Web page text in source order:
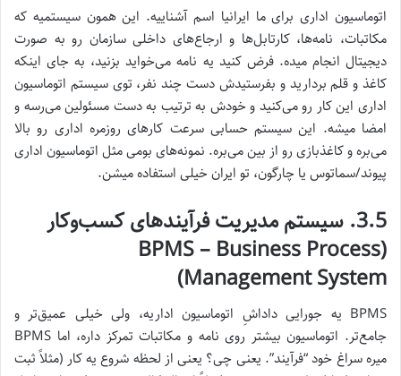
اتوماسیون اداری برای ما ایرانیا اسم آشناییه. این همون سیستمیه که
مکاتبات، نامه‌ها، کارتابل‌ها و ارجاع‌های داخلی سازمان رو به صورت
دیجیتال انجام میده. فرض کنید یه نامه می‌خواید بزنید، به جای اینکه
کاغذ و قلم بردارید و بفرستیدش دست چند نفر، توی سیستم اتوماسیون
اداری این کار رو می‌کنید و خودش به ترتیب به دست مسئولین می‌رسه و
امضا میشه. این سیستم حسابی سرعت کارهای روزمره اداری رو بالا
می‌بره و کاغذبازی رو از بین می‌بره. نمونه‌های بومی مثل اتوماسیون اداری
پیوند/سماتوس یا چارگون، تو ایران خیلی استفاده میشن.
3.5. سیستم مدیریت فرآیندهای کسب‌وکار
(BPMS – Business Process
Management System)
BPMS یه جورایی داداشِ اتوماسیون اداریه، ولی خیلی عمیق‌تر و
جامع‌تر. اتوماسیون بیشتر روی نامه و مکاتبات تمرکز داره، اما BPMS
میره سراغ خود “فرآیند”. یعنی چی؟ یعنی از لحظه شروع یه کار (مثلاً ثبت